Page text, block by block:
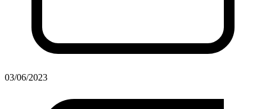
03/06/2023